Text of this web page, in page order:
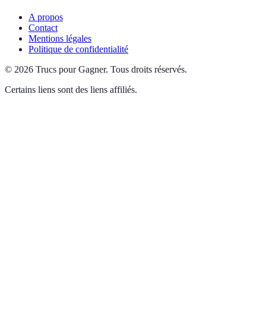
A propos
Contact
Mentions légales
Politique de confidentialité
© 2026 Trucs pour Gagner. Tous droits réservés.
Certains liens sont des liens affiliés.